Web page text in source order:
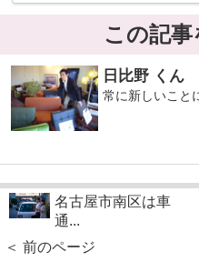
この記事
日比野 くん
常に新しいこと
名古屋市南区は車
通...
＜ 前のページ